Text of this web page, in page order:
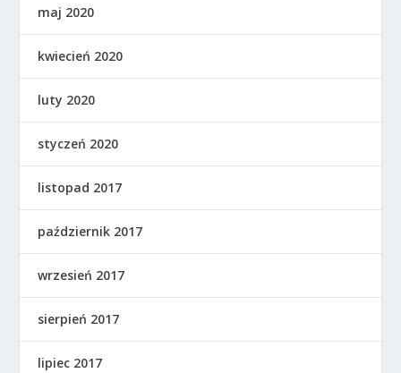
maj 2020
kwiecień 2020
luty 2020
styczeń 2020
listopad 2017
październik 2017
wrzesień 2017
sierpień 2017
lipiec 2017